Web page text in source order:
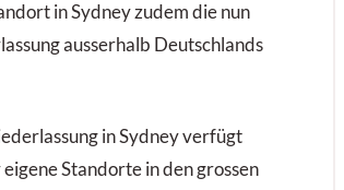
in Sydney zudem die nun
ausserhalb Deutschlands
in Sydney verfügt
Standorte in den grossen